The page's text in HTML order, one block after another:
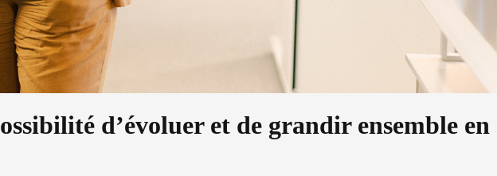
d’évoluer et de grandir ensemble en